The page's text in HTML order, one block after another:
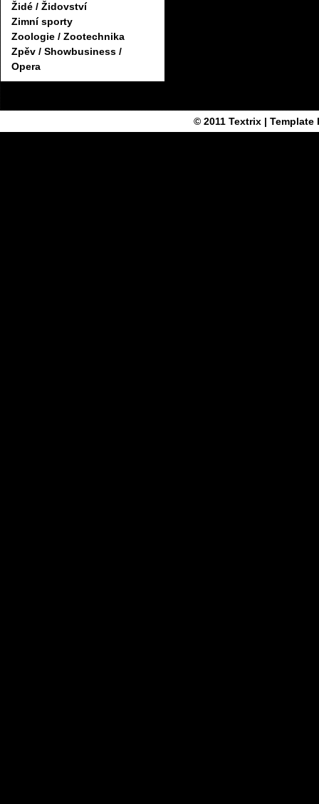
Židé / Židovství
Zimní sporty
Zoologie / Zootechnika
Zpěv / Showbusiness /
Opera
© 2011 Textrix| Template